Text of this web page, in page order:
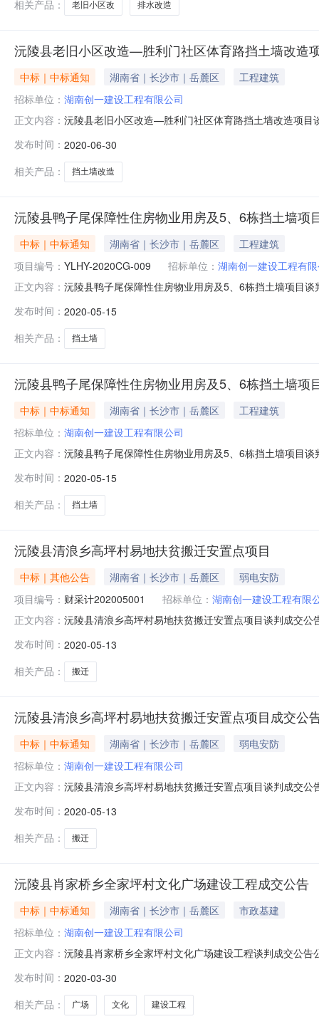
相关产品：
老旧小区改 排水改造
沅陵县老旧小区改造—胜利门社区体育路挡土墙改造
中标｜中标通知 湖南省｜长沙市｜岳麓区
工程建筑
招标单位： 湖南创一建设工程有限公司
正文内容： 沅陵县老旧小区改造—胜利门社区体育路挡土墙改造项
2020050522、委托代理编号：YLHY-2020CG-017三、
荐方式的推
发布时间： 2020-06-30
相关产品：
挡土墙改造
沅陵县鸭子尾保障性住房物业用房及5、6栋挡土墙项
中标｜中标通知 湖南省｜长沙市｜岳麓区
工程建筑
项目编号： YLHY-2020CG-009 招标单位： 湖南创一建设工程有
正文内容： 沅陵县鸭子尾保障性住房物业用房及5、6栋挡土墙项目
2020CG-009三、邀请供应商的情况1、供应商产生方式
发布时间： 2020-05-15
相关产品：
挡土墙
沅陵县鸭子尾保障性住房物业用房及5、6栋挡土墙项
中标｜中标通知 湖南省｜长沙市｜岳麓区
工程建筑
招标单位： 湖南创一建设工程有限公司
正文内容： 沅陵县鸭子尾保障性住房物业用房及5、6栋挡土墙项目
2020050022、委托代理编号：YLHY-2020CG-009三、
荐方式
发布时间： 2020-05-15
相关产品：
挡土墙
沅陵县清浪乡高坪村易地扶贫搬迁安置点项目
中标｜其他公告 湖南省｜长沙市｜岳麓区
弱电安防
项目编号： 财采计202005001 招标单位： 湖南创一建设工程有限
正文内容： 沅陵县清浪乡高坪村易地扶贫搬迁安置点项目谈判成交
情况1、供应商产生方式：()公告邀请()供应商库抽取(√)
工
发布时间： 2020-05-13
相关产品：
搬迁
沅陵县清浪乡高坪村易地扶贫搬迁安置点项目成交公
中标｜中标通知 湖南省｜长沙市｜岳麓区
弱电安防
招标单位： 湖南创一建设工程有限公司
正文内容： 沅陵县清浪乡高坪村易地扶贫搬迁安置点项目谈判成交
2020CG-008三、邀请供应商的情况1、供应商产生方式
推荐意
发布时间： 2020-05-13
相关产品：
搬迁
沅陵县肖家桥乡全家坪村文化广场建设工程成交公告
中标｜中标通知 湖南省｜长沙市｜岳麓区
市政基建
招标单位： 湖南创一建设工程有限公司
正文内容： 沅陵县肖家桥乡全家坪村文化广场建设工程谈判成交公
002三、邀请供应商的情况1、供应商产生方式：（）公
评审专
发布时间： 2020-03-30
相关产品：
广场 文化 建设工程